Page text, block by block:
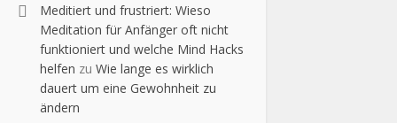
Meditiert und frustriert: Wieso
Meditation für Anfänger oft nicht
funktioniert und welche Mind Hacks
helfen zu Wie lange es wirklich
dauert um eine Gewohnheit zu
ändern